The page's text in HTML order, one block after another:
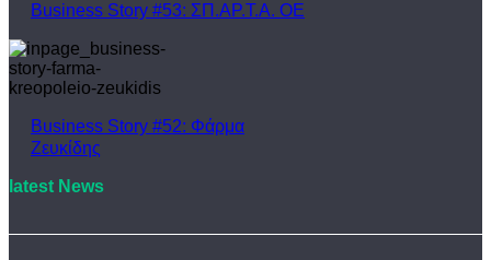
Business Story #53: ΣΠ.ΑΡ.Τ.Α. ΟΕ
Business Story #52: Φάρμα
Ζευκίδης
latest News